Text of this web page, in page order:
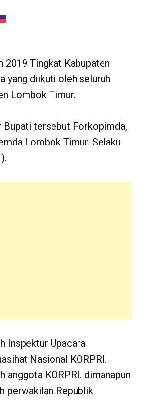
2019 Tingkat Kabupaten
yang diikuti oleh seluruh
Lombok Timur.
Bupati tersebut Forkopimda,
Lombok Timur. Selaku
Inspektur Upacara
Nasional KORPRI.
anggota KORPRI. dimanapun
perwakilan Republik